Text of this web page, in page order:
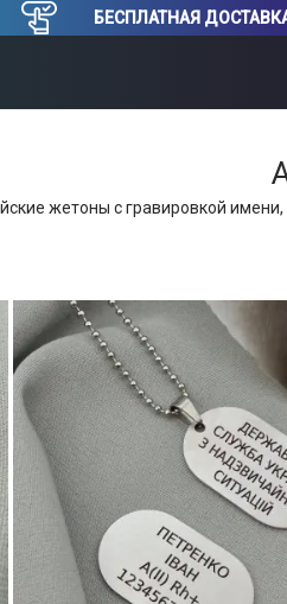
БЕСПЛАТНАЯ
жетоны с гравировкой